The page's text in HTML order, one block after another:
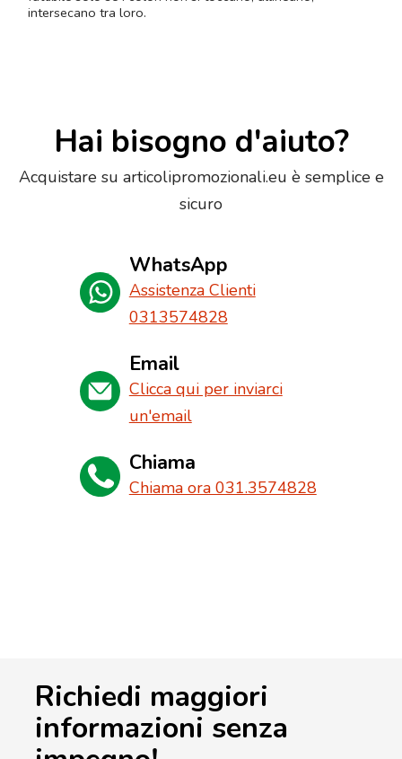
intersecano tra loro.
Hai bisogno d'aiuto?
Acquistare su articolipromozionali.eu è semplice e
sicuro
WhatsApp
Assistenza Clienti
0313574828
Email
Clicca qui per inviarci
un'email
Chiama
Chiama ora 031.3574828
Richiedi maggiori
informazioni senza